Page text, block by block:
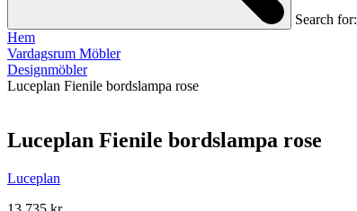
Search for:
Hem
Vardagsrum Möbler
Designmöbler
Luceplan Fienile bordslampa rose
Luceplan Fienile bordslampa rose
Luceplan